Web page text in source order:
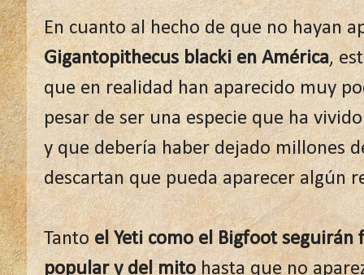
En cuanto al hecho de que no hayan
Gigantopithecus blacki en América,
que en realidad han aparecido muy
pesar de ser una especie que ha
y que debería haber dejado millones
descartan que pueda aparecer algún
Tanto el Yeti como el Bigfoot
popular y del mitohasta que no